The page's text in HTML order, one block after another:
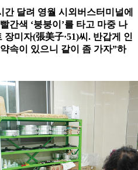
달려 영월 시외버스터미널에
간색 ‘붕붕이’를 타고 마중 나
미자(張美子·51)씨. 반갑게 인
속이 있으니 같이 좀 가자”하